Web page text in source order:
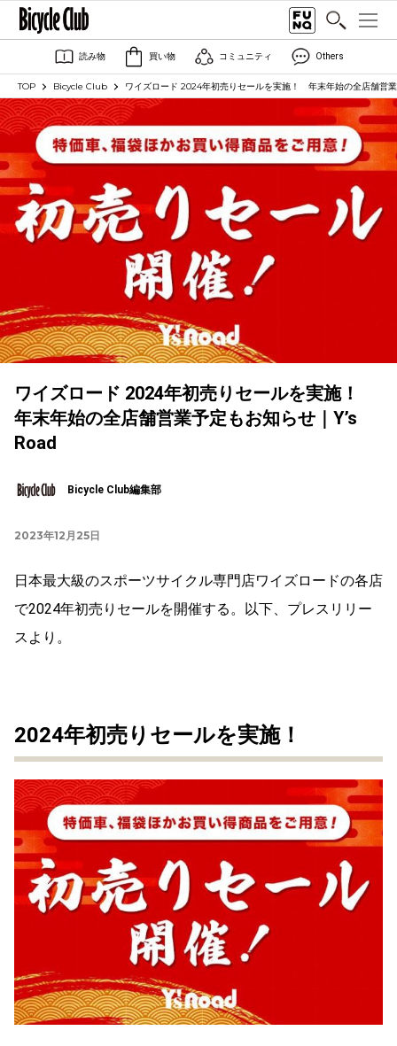
読み物 買い物 コミュニティ Others
TOP Bicycle Club ワイズロード 2024年初売りセールを実施！ 年末年始の全店舗営
ワイズロード 2024年初売りセールを実施！
年末年始の全店舗営業予定もお知らせ｜Y’s
Road
Bicycle Club編集部
2023年12月25日
日本最大級のスポーツサイクル専門店ワイズロードの各店
で2024年初売りセールを開催する。以下、プレスリリー
スより。
2024年初売りセールを実施！